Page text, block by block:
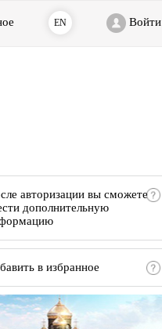
EN Войти
авторизации вы сможете
дополнительную
в избранное